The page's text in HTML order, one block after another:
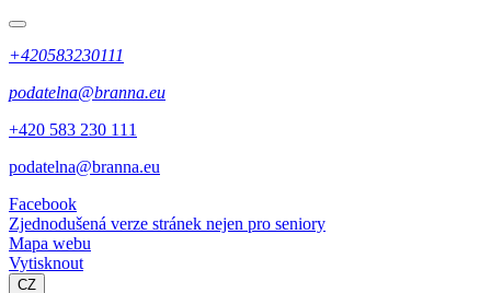
+420583230111
podatelna@branna.eu
+420 583 230 111
podatelna@branna.eu
Facebook
Zjednodušená verze stránek nejen pro seniory
Mapa webu
Vytisknout
CZ